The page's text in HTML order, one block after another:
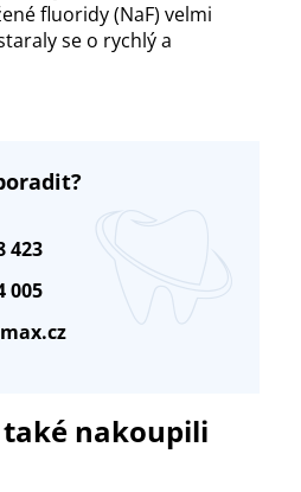
fluoridy (NaF) velmi
se o rychlý a
005
423
nakoupili